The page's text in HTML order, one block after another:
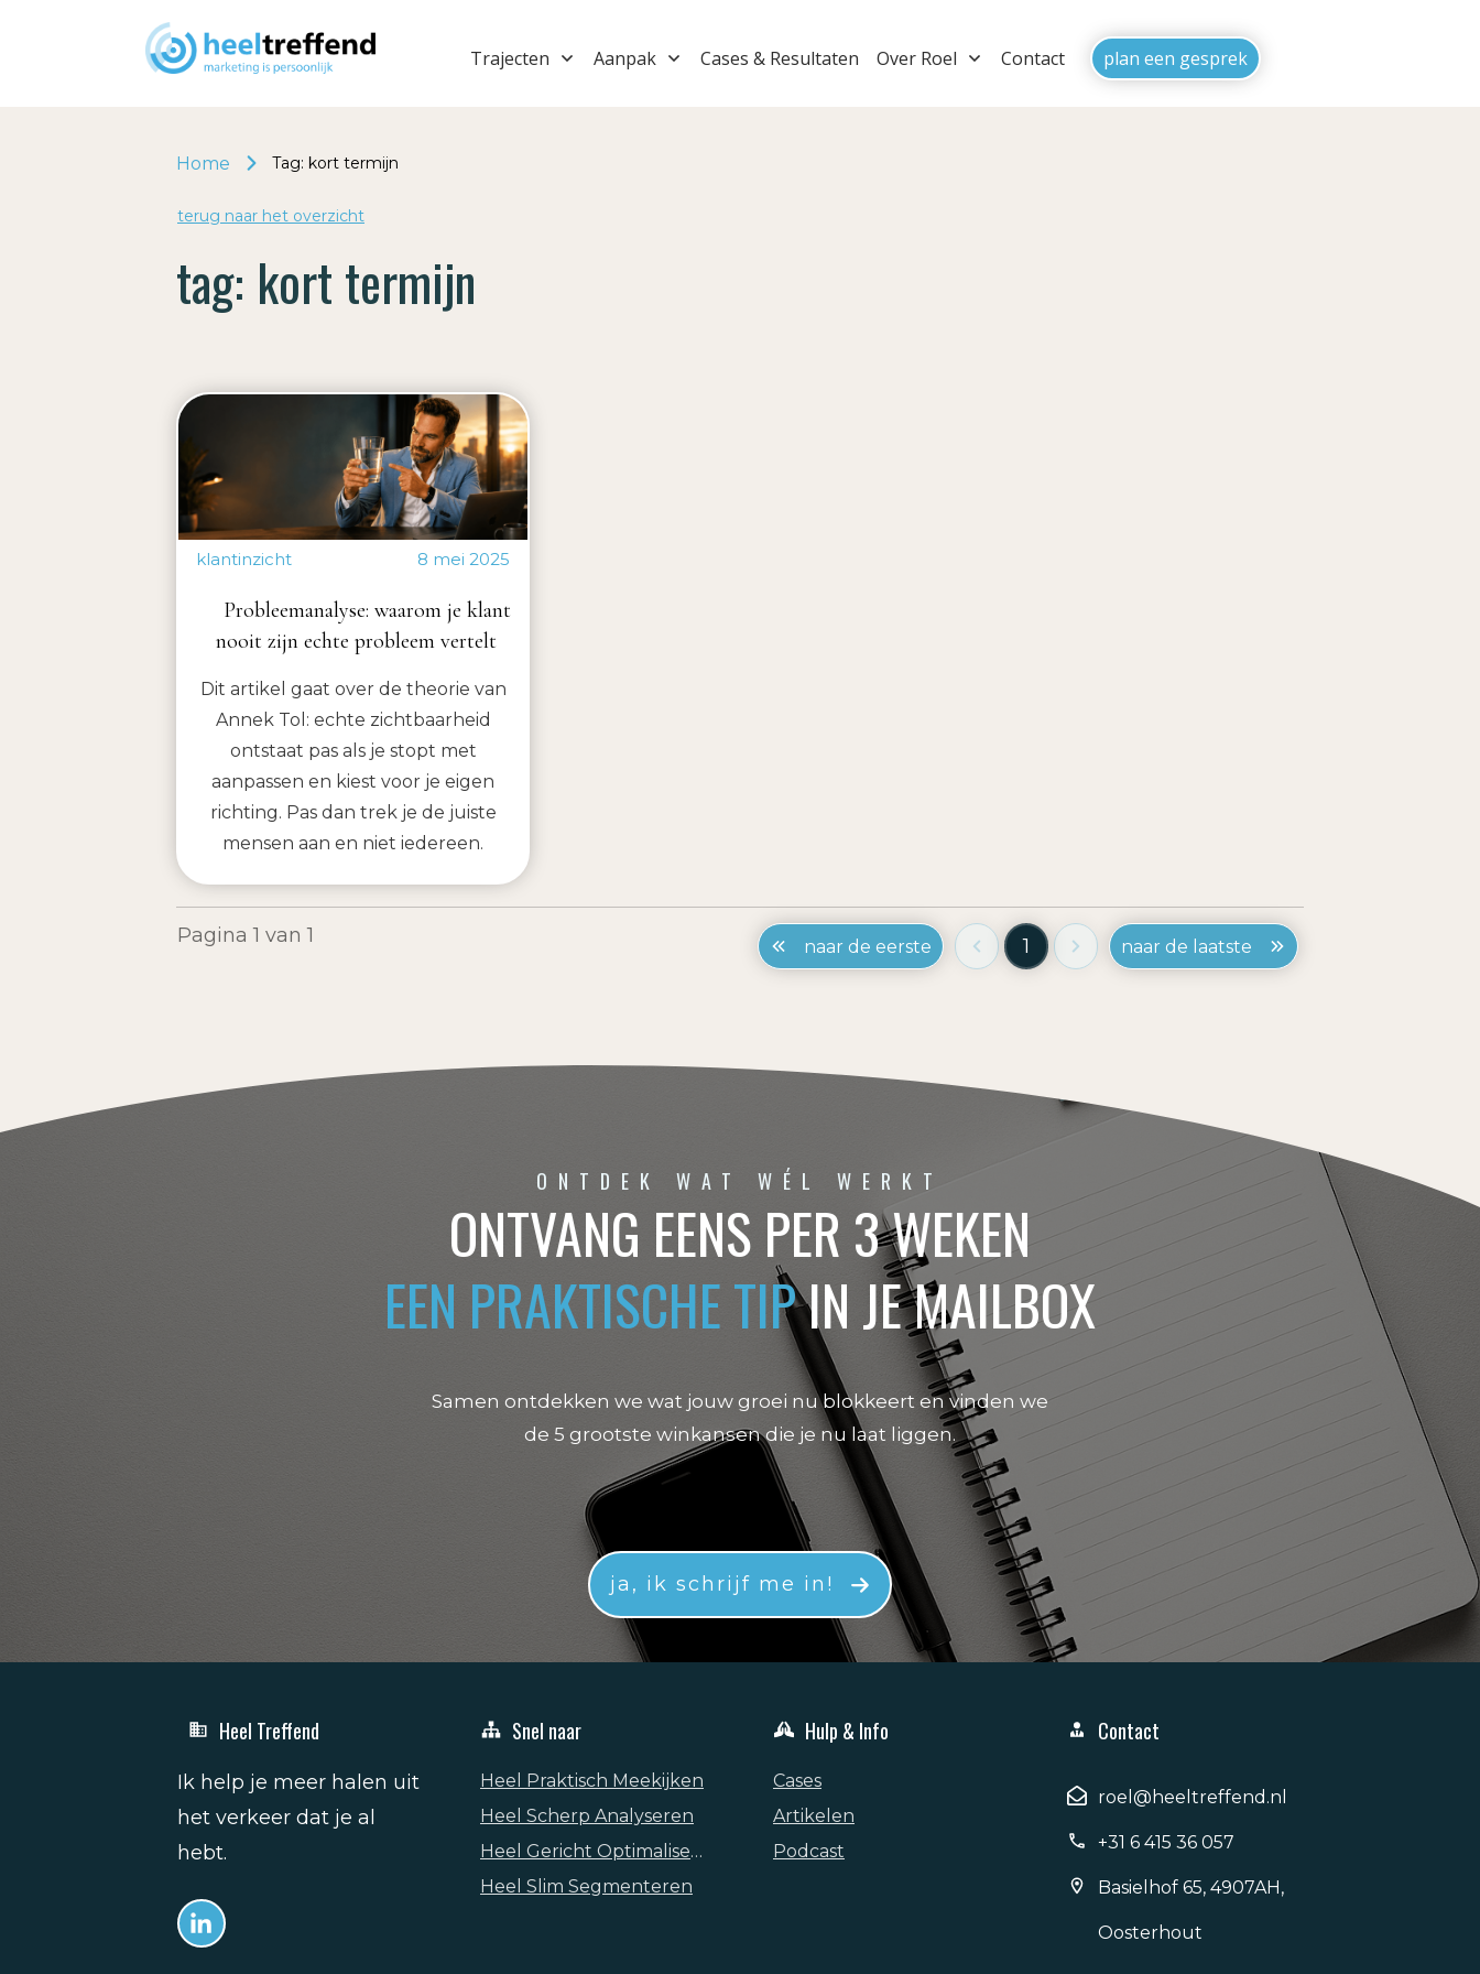
Trajecten Aanpak Cases & Resultaten Over Roel Contact plan een gesprek
Home Tag: kort termijn
terug naar het overzicht
tag: kort termijn
klantinzicht 8 mei 2025
Probleemanalyse: waarom je klant
nooit zijn echte probleem vertelt
Dit artikel gaat over de theorie van
Annek Tol: echte zichtbaarheid
ontstaat pas als je stopt met
aanpassen en kiest voor je eigen
richting. Pas dan trek je de juiste
mensen aan en niet iedereen.
Pagina1 van1 naar de eerste 1 naar de laatste
ONTDEK WAT WÉL WERKT
ONTVANG EENS PER 3 WEKEN
EEN PRAKTISCHE TIPIN JE MAILBOX
Samen ontdekken we wat jouw groei nu blokkeert en vinden we
de 5 grootste winkansen die je nu laat liggen.
ja, ik schrijf me in!
Heel Treffend
Ik help je meer halen uit
het verkeer dat je al
hebt.
Snel naar
Heel Praktisch Meekijken
Heel Scherp Analyseren
Heel Gericht Optimaliseren
Heel Slim Segmenteren
Hulp & Info
Cases
Artikelen
Podcast
Contact
roel@heeltreffend.nl
+31 6 415 36 057
Basielhof 65, 4907AH,
Oosterhout